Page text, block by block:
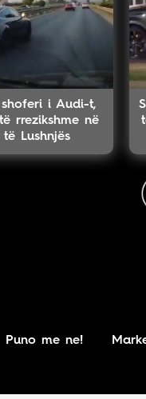
i Audi-t,
rrezikshme në
të Lushnjës
Puno me ne!